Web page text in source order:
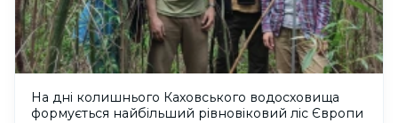
На дні колишнього Каховського водосховища
формується найбільший рівновіковий ліс Європи